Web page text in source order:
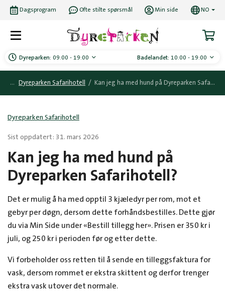
Dyreparken: 09:00 - 19:00 Badelandet: 10:00 - 19:00
Dagsprogram Ofte stilte spørsmål Min side NO
Dyreparken Safarihotell / Kan jeg ha med hund på Dyreparken Safarihotell?
Dyreparken Safarihotell
Sist oppdatert: 31. mars 2026
Kan jeg ha med hund på
Dyreparken Safarihotell?
Det er mulig å ha med opptil 3 kjæledyr per rom, mot et
gebyr per døgn, dersom dette forhåndsbestilles. Dette gjør
du via Min Side under «Bestill tillegg her». Prisen er 350 kr i
juli, og 250 kr i perioden før og etter dette.
Vi forbeholder oss retten til å sende en tilleggsfaktura for
vask, dersom rommet er ekstra skittent og derfor trenger
ekstra vask utover det normale.